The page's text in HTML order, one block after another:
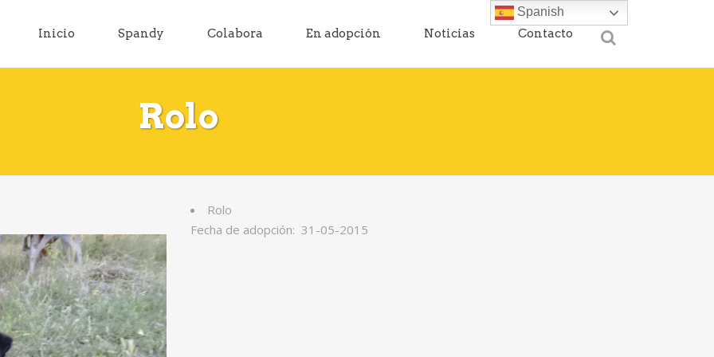
Inicio Spandy Colabora En adopción Noticias Contacto
Rolo
Rolo
Fecha de adopción: 31-05-2015
Spanish